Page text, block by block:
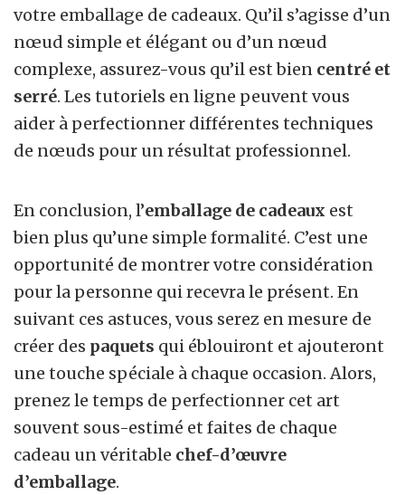
votre emballage de cadeaux. Qu’il s’agisse d’un
nœud simple et élégant ou d’un nœud
complexe, assurez-vous qu’il est bien centré et
serré. Les tutoriels en ligne peuvent vous
aider à perfectionner différentes techniques
de nœuds pour un résultat professionnel.
En conclusion, l’emballage de cadeaux est
bien plus qu’une simple formalité. C’est une
opportunité de montrer votre considération
pour la personne qui recevra le présent. En
suivant ces astuces, vous serez en mesure de
créer des paquets qui éblouiront et ajouteront
une touche spéciale à chaque occasion. Alors,
prenez le temps de perfectionner cet art
souvent sous-estimé et faites de chaque
cadeau un véritable chef-d’œuvre
d’emballage.